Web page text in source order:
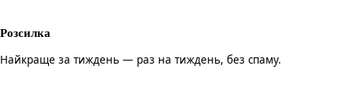
Розсилка
Найкраще за тиждень — раз на тиждень, без спаму.